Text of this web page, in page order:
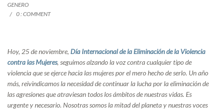
GENERO
0 : COMMENT
Hoy, 25 de noviembre, Día Internacional de la Eliminación de la Violencia
contra las Mujeres, seguimos alzando la voz contra cualquier tipo de
violencia que se ejerce hacia las mujeres por el mero hecho de serlo. Un año
más, reivindicamos la necesidad de continuar la lucha por la eliminación de
las agresiones que atraviesan todos los ámbitos de nuestras vidas. Es
urgente y necesario. Nosotras somos la mitad del planeta y nuestras voces